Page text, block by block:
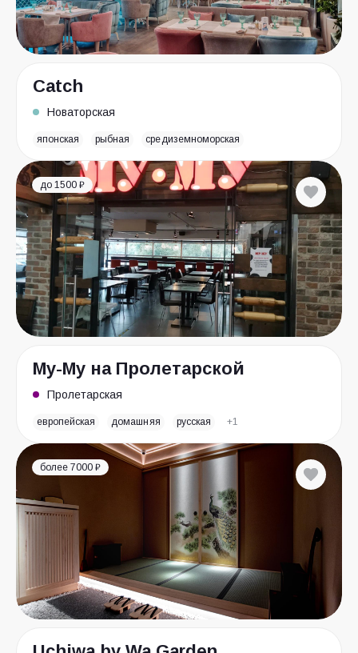
Catch
Новаторская
японская рыбная средиземноморская
до 1500 ₽
Му-Му на Пролетарской
Пролетарская
европейская домашняя русская +1
более 7000 ₽